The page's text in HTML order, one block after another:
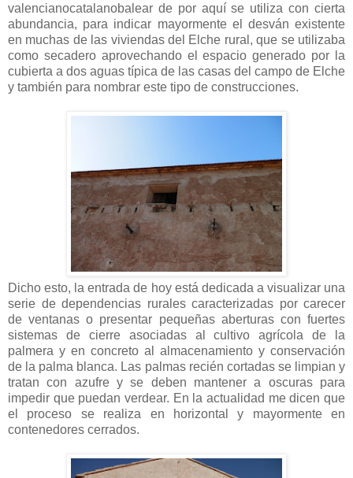
valencianocatalanobalear de por aquí se utiliza con cierta
abundancia, para indicar mayormente el desván existente
en muchas de las viviendas del Elche rural, que se utilizaba
como secadero aprovechando el espacio generado por la
cubierta a dos aguas típica de las casas del campo de Elche
y también para nombrar este tipo de construcciones.
Dicho esto, la entrada de hoy está dedicada a visualizar una
serie de dependencias rurales caracterizadas por carecer
de ventanas o presentar pequeñas aberturas con fuertes
sistemas de cierre asociadas al cultivo agrícola de la
palmera y en concreto al almacenamiento y conservación
de la palma blanca. Las palmas recién cortadas se limpian y
tratan con azufre y se deben mantener a oscuras para
impedir que puedan verdear. En la actualidad me dicen que
el proceso se realiza en horizontal y mayormente en
contenedores cerrados.